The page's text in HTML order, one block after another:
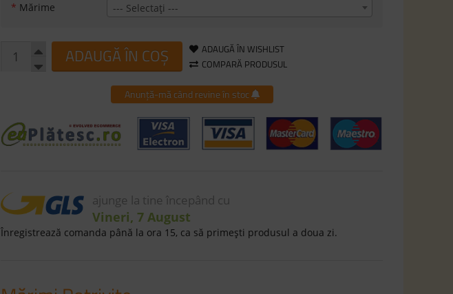
* Mărime --- Selectaţi ---
ADAUGĂ ÎN COȘ
ADAUGĂ ÎN WISHLIST
COMPARĂ PRODUSUL
Anunță-mă când revine în stoc
ajunge la tine începând cu
Vineri, 7 August
Înregistrează comanda până la ora 15, ca să primeşti produsul a doua zi.